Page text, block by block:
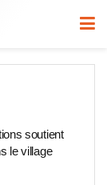
soutient
le village